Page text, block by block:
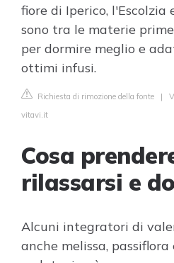
fiore di Iperico, l'Escolzia
sono tra le materie
per dormire meglio e
ottimi infusi.
Richiesta di rimozione della fonte |
vitavi.it
Cosa
rilassarsi e
Alcuni integratori di
anche melissa,